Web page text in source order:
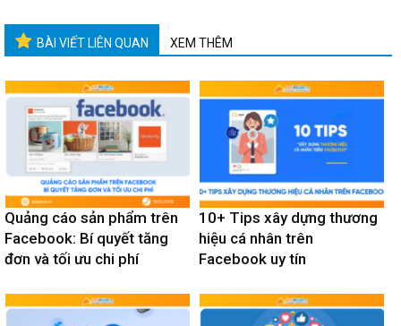
BÀI VIẾT LIÊN QUAN XEM THÊM
Quảng cáo sản phẩm trên
Facebook: Bí quyết tăng
đơn và tối ưu chi phí
10+ Tips xây dựng thương
hiệu cá nhân trên
Facebook uy tín